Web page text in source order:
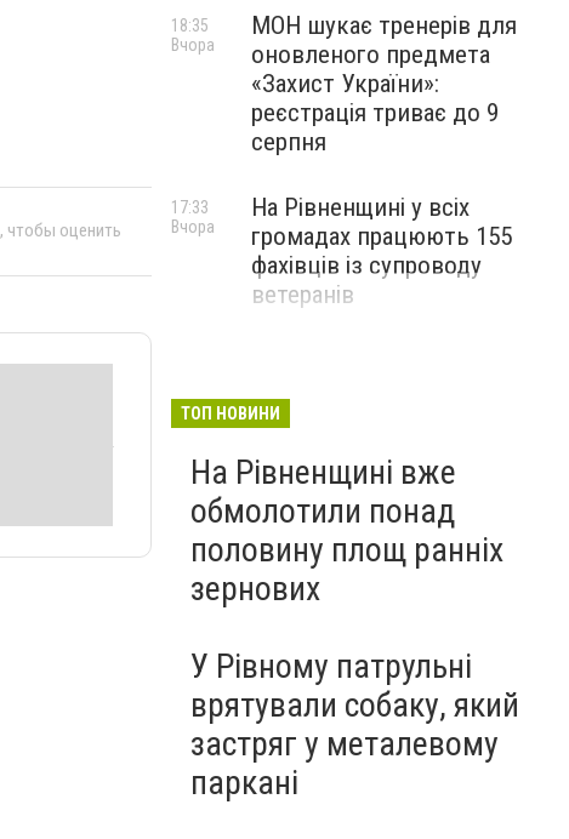
, чтобы оценить
МОН шукає тренерів для
оновленого предмета
«Захист України»:
реєстрація триває до 9
серпня
18:35
Вчора
На Рівненщині у всіх
громадах працюють 155
фахівців із супроводу
ветеранів
17:33
Вчора
ТОП НОВИНИ
На Рівненщині вже
обмолотили понад
половину площ ранніх
зернових
У Рівному патрульні
врятували собаку, який
застряг у металевому
паркані